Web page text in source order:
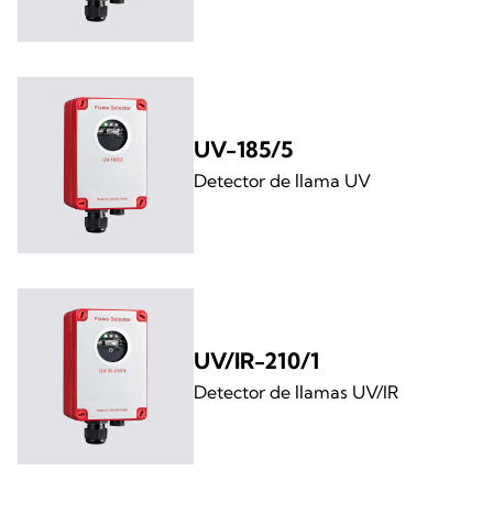
UV-185/5
Detector de llama UV
UV/IR-210/1
Detector de llamas UV/IR